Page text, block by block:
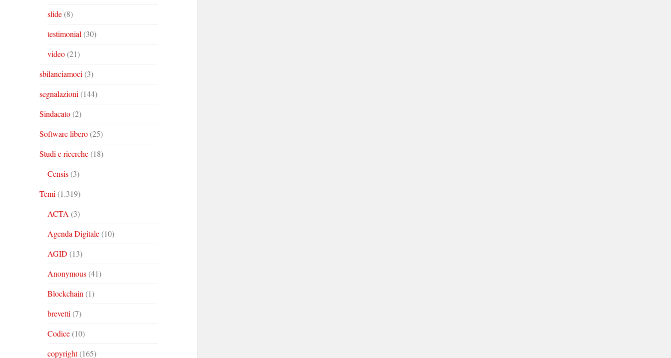
slide(8)
testimonial (30)
video(21)
sbilanciamoci (3)
segnalazioni (144)
Sindacato(2)
Software libero(25)
Studi e ricerche(18)
Censis(3)
Temi (1.319)
ACTA (3)
Agenda Digitale(10)
AGID (13)
Anonymous(41)
Blockchain (1)
brevetti (7)
Codice(10)
copyright(165)